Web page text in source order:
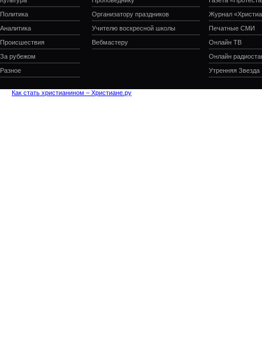
Политика
Аналитика
Происшествия
За рубежом
Разное
Организатору праздников
Учителю воскресной школы
Вебмастеру
Журнал
Печатные СМИ
Онлайн ТВ
Онлайн
Утренняя Звезда
Как стать христианином – Христиане.ру